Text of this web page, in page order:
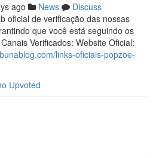
ago News
Discuss
oficial de verificação das nossas
que você está seguindo os
Verificados: Website Oficial:
links-oficiais-popzoe-
Upvoted